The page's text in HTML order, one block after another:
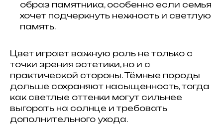
образ памятника, особенно если семья
хочет подчеркнуть нежность и светлую
память.
Цвет играет важную роль не только с
точки зрения эстетики, но и с
практической стороны. Тёмные породы
дольше сохраняют насыщенность, тогда
как светлые оттенки могут сильнее
выгорать на солнце и требовать
дополнительного ухода.